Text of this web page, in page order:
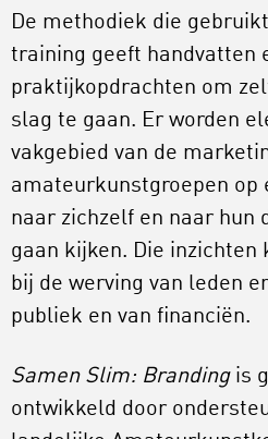
De methodiek die
training geeft handvatten
praktijkopdrachten om
slag te gaan. Er worden
vakgebied van de
amateurkunstgroepen op
naar zichzelf en naar hun
gaan kijken. Die inzichten
bij de werving van leden
publiek en van financiën.
Samen Slim: Brandingis
ontwikkeld door